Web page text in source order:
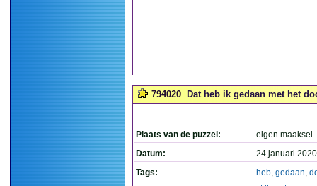
794020 Dat heb ik gedaan met het
Plaats van de puzzel:
eigen maaksel
Datum:
24 januari
Tags:
heb, gedaan,